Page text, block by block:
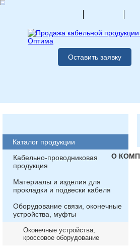
Оставить заявку
О
Каталог продукции
Кабельно-проводниковая
продукция
Материалы и изделия для
прокладки и подвески кабеля
Оборудование связи, оконечные
устройства, муфты
Оконечные устройства,
кроссовое оборудование